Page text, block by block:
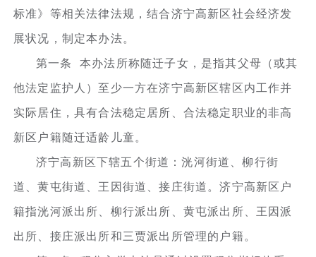
标准》等相关法律法规，结合济宁高新区社会经济发
展状况，制定本办法。
第一条 本办法所称随迁子女，是指其父母（或其
他法定监护人）至少一方在济宁高新区辖区内工作并
实际居住，具有合法稳定居所、合法稳定职业的非高
新区户籍随迁适龄儿童。
济宁高新区下辖五个街道：洸河街道、柳行街
道、黄屯街道、王因街道、接庄街道。济宁高新区户
籍指洸河派出所、柳行派出所、黄屯派出所、王因派
出所、接庄派出所和三贾派出所管理的户籍。